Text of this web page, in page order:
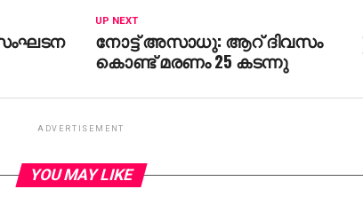
UP NEXT
നോട്ട് അസാധു: ആറ് ദിവസം
കൊണ്ട് മരണം 25 കടന്നു
സംഘടന
ADVERTISEMENT
YOU MAY LIKE